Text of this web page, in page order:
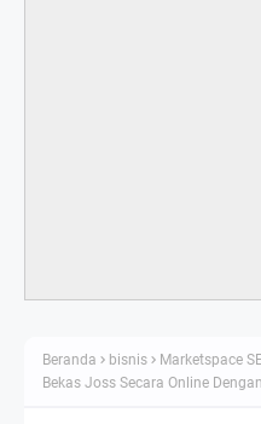
Beranda bisnis
Marketspace
Bekas Joss Secara Online